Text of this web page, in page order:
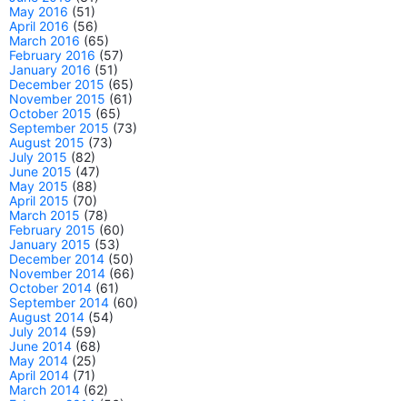
May 2016 (51)
April 2016 (56)
March 2016 (65)
February 2016 (57)
January 2016 (51)
December 2015 (65)
November 2015 (61)
October 2015 (65)
September 2015 (73)
August 2015 (73)
July 2015 (82)
June 2015 (47)
May 2015 (88)
April 2015 (70)
March 2015 (78)
February 2015 (60)
January 2015 (53)
December 2014 (50)
November 2014 (66)
October 2014 (61)
September 2014 (60)
August 2014 (54)
July 2014 (59)
June 2014 (68)
May 2014 (25)
April 2014 (71)
March 2014 (62)